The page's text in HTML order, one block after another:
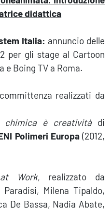
didattica
Italia: annuncio delle
per gli stage al Cartoon
e Boing TV a Roma.
realizzati da
è creativitàdi
Polimeri Europa(2012,
Work, realizzato da
Milena Tipaldo,
De Bassa, Nadia Abate,